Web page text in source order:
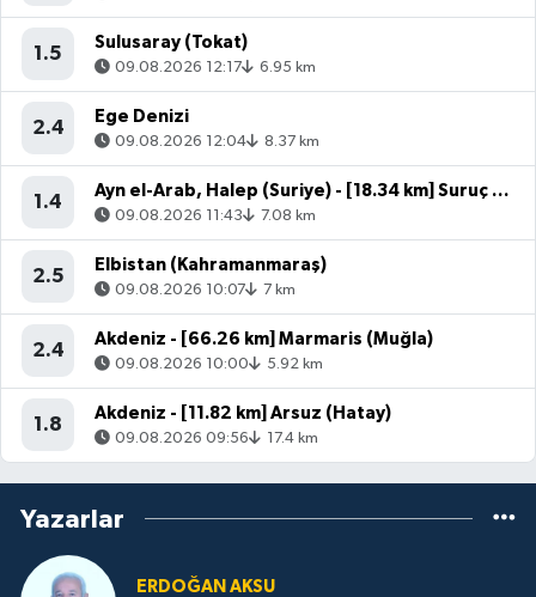
1.5
Sulusaray (Tokat)
09.08.2026 12:17 6.95 km
2.4
Ege Denizi
09.08.2026 12:04 8.37 km
1.4
Ayn el-Arab, Halep (Suriye) - [18.34 km] Suruç (Şanlıurfa)
09.08.2026 11:43 7.08 km
2.5
Elbistan (Kahramanmaraş)
09.08.2026 10:07 7 km
2.4
Akdeniz - [66.26 km] Marmaris (Muğla)
09.08.2026 10:00 5.92 km
1.8
Akdeniz - [11.82 km] Arsuz (Hatay)
09.08.2026 09:56 17.4 km
Yazarlar
ERDOĞAN AKSU